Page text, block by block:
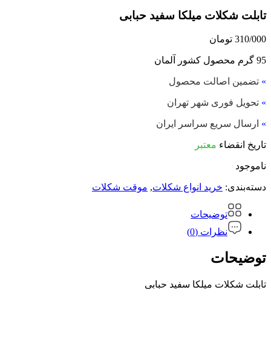
تابلت شکلات میلکا سفید حبابی
310/000 تومان
95 گرم محصول کشور آلمان
» تضمین اصالت محصول
» تحویل فوری شهر تهران
» ارسال سریع سراسر ایران
تاریخ انقضاء معتبر
ناموجود
دسته‌بندی: خرید انواع شکلات, موقت شکلات
توضیحات
نظرات (0)
توضیحات
تابلت شکلات میلکا سفید حبابی